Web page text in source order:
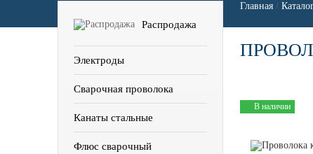
Распродажа
Электроды
Сварочная проволока
Канаты стальные
Флюс сварочный
Главная /
В наличии